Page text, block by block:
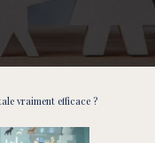
vraiment efficace ?